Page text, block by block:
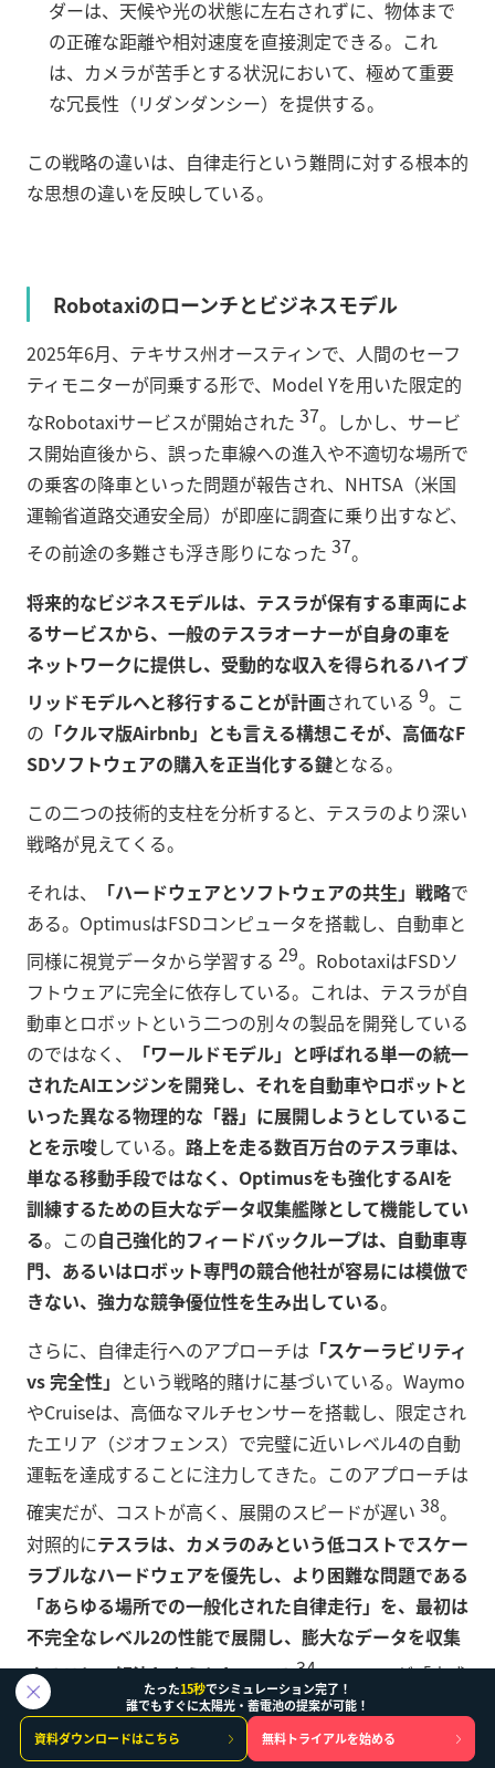
ダーは、天候や光の状態に左右されずに、物体まで
の正確な距離や相対速度を直接測定できる。これ
は、カメラが苦手とする状況において、極めて重要
な冗長性（リダンダンシー）を提供する。
この戦略の違いは、自律走行という難問に対する根本的
な思想の違いを反映している。
Robotaxiのローンチとビジネスモデル
2025年6月、テキサス州オースティンで、人間のセーフ
ティモニターが同乗する形で、Model Yを用いた限定的
なRobotaxiサービスが開始された 37。しかし、サービ
ス開始直後から、誤った車線への進入や不適切な場所で
の乗客の降車といった問題が報告され、NHTSA（米国
運輸省道路交通安全局）が即座に調査に乗り出すなど、
その前途の多難さも浮き彫りになった 37。
将来的なビジネスモデルは、テスラが保有する車両によ
るサービスから、一般のテスラオーナーが自身の車を
ネットワークに提供し、受動的な収入を得られるハイブ
リッドモデルへと移行することが計画されている 9。こ
の 「クルマ版Airbnb」とも言える構想こそが、高価なF
SDソフトウェアの購入を正当化する鍵となる。
この二つの技術的支柱を分析すると、テスラのより深い
戦略が見えてくる。
それは、
「ハードウェアとソフトウェアの共生」戦略で
ある。OptimusはFSDコンピュータを搭載し、自動車と
同様に視覚データから学習する 29。RobotaxiはFSDソ
フトウェアに完全に依存している。これは、テスラが自
動車とロボットという二つの別々の製品を開発している
のではなく、
「ワールドモデル」と呼ばれる単一の統一
されたAIエンジンを開発し、それを自動車やロボットと
いった異なる物理的な「器」に展開しようとしているこ
とを示唆している。 路上を走る数百万台のテスラ車は、
単なる移動手段ではなく、Optimusをも強化するAIを
訓練するための巨大なデータ収集艦隊として機能してい
る。この自己強化的フィードバックループは、自動車専
門、あるいはロボット専門の競合他社が容易には模倣で
きない、強力な競争優位性を生み出している。
さらに、自律走行へのアプローチは 「スケーラビリティ
vs 完全性」 という戦略的賭けに基づいている。Waymo
やCruiseは、高価なマルチセンサーを搭載し、限定され
たエリア（ジオフェンス）で完璧に近いレベル4の自動
運転を達成することに注力してきた。このアプローチは
確実だが、コストが高く、展開のスピードが遅い 38。
対照的にテスラは、カメラのみという低コストでスケー
ラブルなハードウェアを優先し、より困難な問題である
「あらゆる場所での一般化された自律走行」を、最初は
不完全なレベル2の性能で展開し、膨大なデータを収集
することで解決しようとしている34。Waymoが「完成
させてから普及させる」戦略なら、テスラは「普及させ
ながら完成させる」戦略
だ。Robotaxiの成否は、この
たった15秒でシミュレーション完了！
誰でもすぐに太陽光・蓄電池の提案が可能！
資料ダウンロードはこちら
無料トライアルを始める